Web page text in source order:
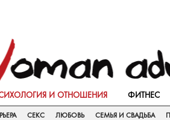
И ОТНОШЕНИЯ ФИТНЕС
СЕКС ЛЮБОВЬ СЕМЬЯ И СВАДЬБА